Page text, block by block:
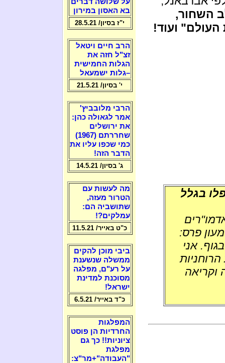
השחור,
ועוד!
בגלל
פרס:
אני
וקריאה
בא האסון במירון
י"ז בסיון/ 28.5.21
הרב חיים ויטאל
זצ"ל חזה את
הגלות החמישית
–גלות ישמעאל
י' בסיון/ 21.5.21
הרבי מלובביץ'
אמר לגאולה כהן:
את ירושלים
שחררתם (1967)
כמי שכפו עליו את
הדבר הזה!
ג' בסיון/ 14.5.21
מה לעשות עם
הטרור מעזה,
שתושביה הם:
עמלקים?!
כ"ט באייר/ 11.5.21
ביבי מוכן להקים
ממשלה שנשענת
על רע"ם, מפלגה
מסוכנת למדינת
ישראל!
כ"ד באייר/ 6.5.21
המפלגות
החרדיות הן פוסט
ציוניות!! כך גם
מפלגת
"העבודה"+מר"צ: